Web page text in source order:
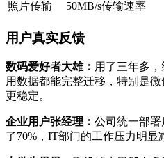
照片传输
50MB/s传输速率
用户真实反馈
数码爱好者大雄： 用了三年多
用数据都能完整迁移，特别是
更稳定。
企业用户张经理： 公司统一部
了70%，IT部门的工作压力明显